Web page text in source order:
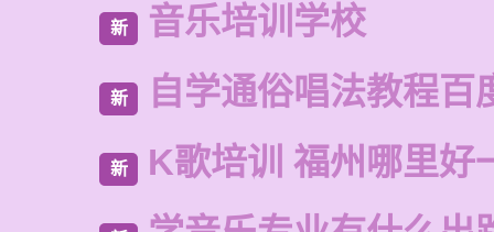
新 音乐培训学校
新 自学通俗唱法教程百
新 K歌培训 福州哪里好